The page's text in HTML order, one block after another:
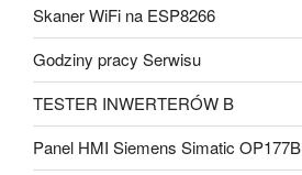
Skaner WiFi na ESP8266
Godziny pracy Serwisu
TESTER INWERTERÓW B
Panel HMI Siemens Simatic OP177B